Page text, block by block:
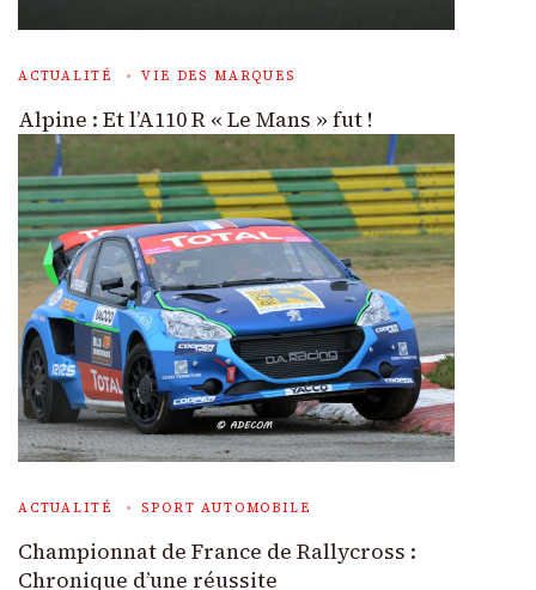
ACTUALITÉ VIE DES MARQUES
Alpine : Et l’A110 R « Le Mans » fut !
ACTUALITÉ SPORT AUTOMOBILE
Championnat de France de Rallycross :
Chronique d’une réussite